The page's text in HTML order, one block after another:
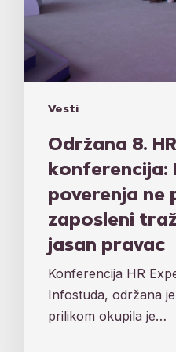
Vesti
iskrenost
jasan
pravac
Održana 8.
konferencija:
poverenja ne
zaposleni
jasan pravac
Konferencija HR
Infostuda, održana
prilikom okupila je…